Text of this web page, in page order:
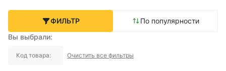
ФИЛЬТР
По популярности
Вы выбрали:
Код товара: Очистить все фильтры